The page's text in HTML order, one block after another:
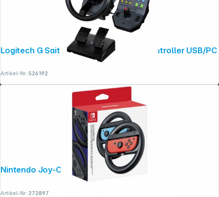
Logitech G Saitek Farming Simulator Controller USB/PC
Artikel-Nr.:526192
Nintendo Joy-Con-Lenkrad-Paar
Artikel-Nr.:272897